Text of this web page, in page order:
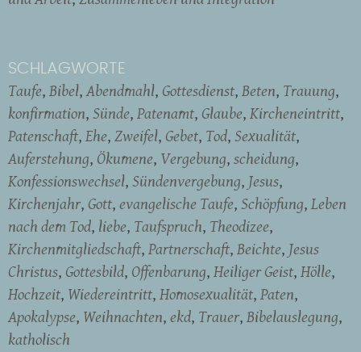
SCHLAGWORTE
Taufe Bibel Abendmahl Gottesdienst Beten Trauung
konfirmation Sünde Patenamt Glaube Kircheneintritt
Patenschaft Ehe Zweifel Gebet Tod Sexualität
Auferstehung Ökumene Vergebung scheidung
Konfessionswechsel Sündenvergebung Jesus
Kirchenjahr Gott evangelische Taufe Schöpfung Leben
nach dem Tod liebe Taufspruch Theodizee
Kirchenmitgliedschaft Partnerschaft Beichte Jesus
Christus Gottesbild Offenbarung Heiliger Geist Hölle
Hochzeit Wiedereintritt Homosexualität Paten
Apokalypse Weihnachten ekd Trauer Bibelauslegung
katholisch